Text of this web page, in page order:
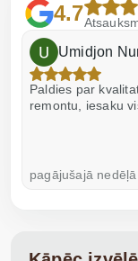
4.7
Umidjon
Paldies par
remontu, iesaku
pagājušajā nedēļā